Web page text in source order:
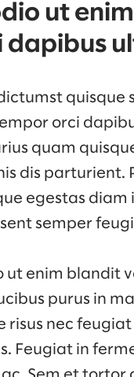
ut
quisque
orci
quam
dis parturient.
egestas diam
semper
ut enim blandit
purus in
risus nec
Feugiat in